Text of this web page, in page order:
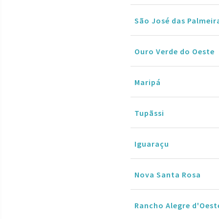
São José das
Ouro Verde do Oeste
Maripá
Tupãssi
Iguaraçu
Nova Santa Rosa
Rancho Alegre